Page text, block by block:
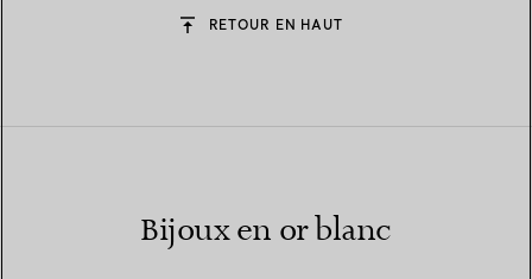
RETOUR EN HAUT
Bijoux en or blanc